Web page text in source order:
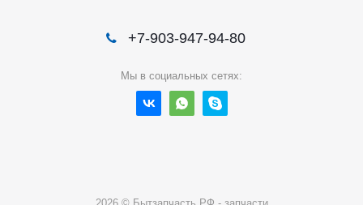
+7-903-947-94-80
Мы в социальных сетях: